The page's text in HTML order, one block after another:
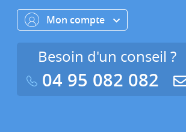
Mon compte
Besoin d'un conseil ?
04 95 082 082